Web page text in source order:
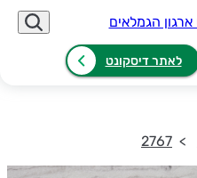
לאתר דיסקונט
2767